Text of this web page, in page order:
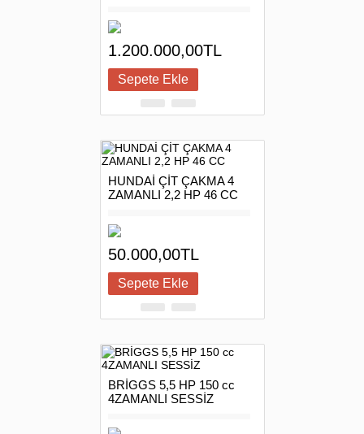
1.200.000,00TL
HUNDAİ ÇİT ÇAKMA 4
ZAMANLI 2,2 HP 46 CC
50.000,00TL
BRİGGS 5,5 HP 150 cc
4ZAMANLI SESSİZ